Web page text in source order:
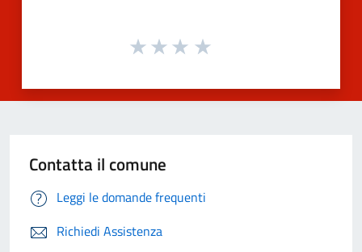
Contatta il comune
Leggi le domande frequenti
Richiedi Assistenza